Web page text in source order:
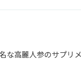
な高麗人参のサプリ